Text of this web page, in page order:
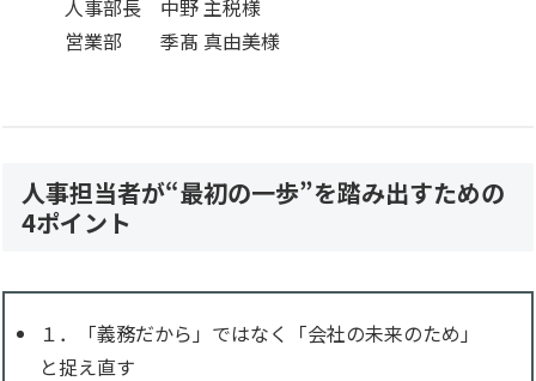
人事部長 中野 主税様
営業部 季髙 真由美様
人事担当者が“最初の一歩”を踏み出すための
4ポイント
１．「義務だから」ではなく「会社の未来のため」
と捉え直す